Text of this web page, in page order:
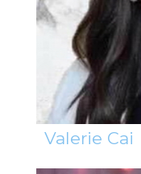
Valerie Cai